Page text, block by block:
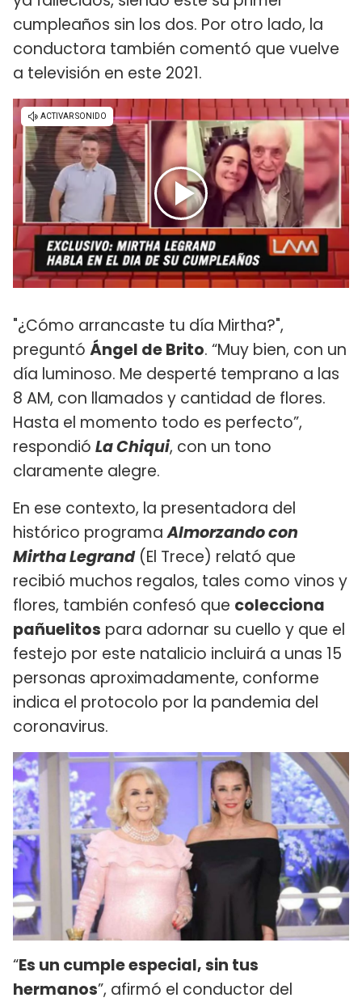
cumpleaños sin los dos. Por otro lado, la
conductora también comentó que vuelve
a televisión en este 2021.
"¿Cómo arrancaste tu día Mirtha?",
preguntó Ángel de Brito. “Muy bien, con un
día luminoso. Me desperté temprano a las
8 AM, con llamados y cantidad de flores.
Hasta el momento todo es perfecto”,
respondió La Chiqui, con un tono
claramente alegre.
En ese contexto, la presentadora del
histórico programaAlmorzando con
Mirtha Legrand(El Trece) relató que
recibió muchos regalos, tales como vinos y
flores, también confesó que colecciona
pañuelitos para adornar su cuello y que el
festejo por este natalicio incluirá a unas 15
personas aproximadamente, conforme
indica el protocolo por la pandemia del
coronavirus.
“Es un cumple especial, sin tus
hermanos”, afirmó el conductor del